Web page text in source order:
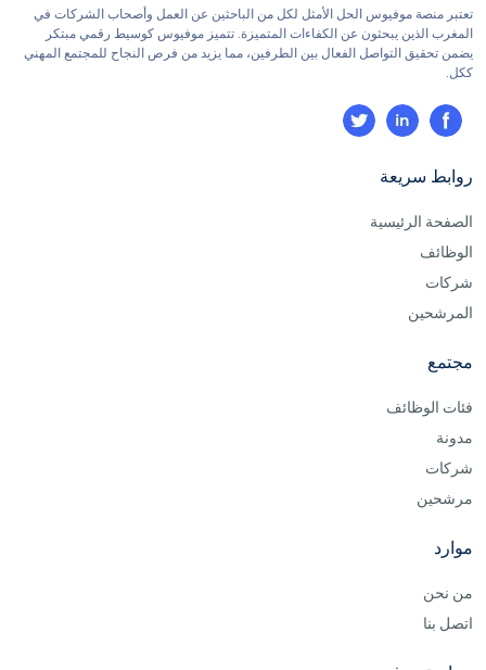
تعتبر منصة موفيوس الحل الأمثل لكل من الباحثين عن العمل وأصحاب الشركات في
المغرب الذين يبحثون عن الكفاءات المتميزة. تتميز موفيوس كوسيط رقمي مبتكر
يضمن تحقيق التواصل الفعال بين الطرفين، مما يزيد من فرص النجاح للمجتمع المهني
ككل.
روابط سريعة
الصفحة الرئيسية
الوظائف
شركات
المرشحين
مجتمع
فئات الوظائف
مدونة
شركات
مرشحين
موارد
من نحن
اتصل بنا